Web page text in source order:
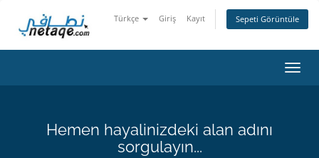
Türkçe Giriş Kayıt Sepeti Görüntüle
Hemen hayalinizdeki alan adını
sorgulayın...